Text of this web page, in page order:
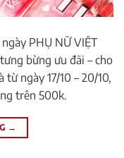
PHỤ NỮ VIỆT
bừng ưu đãi – cho
ngày 17/10 – 20/10,
trên 500k.
→